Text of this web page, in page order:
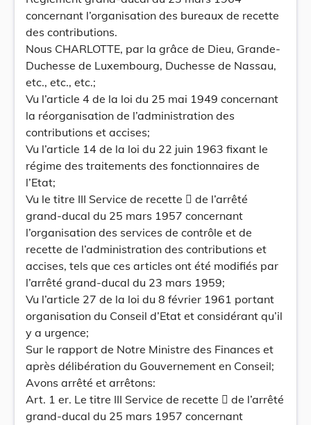
concernant l’organisation des bureaux de recette
des contributions.
Nous CHARLOTTE, par la grâce de Dieu, Grande-
Duchesse de Luxembourg, Duchesse de Nassau,
etc., etc., etc.;
Vu l’article 4 de la loi du 25 mai 1949 concernant
la réorganisation de l’administration des
contributions et accises;
Vu l’article 14 de la loi du 22 juin 1963 fixant le
régime des traitements des fonctionnaires de
l’Etat;
Vu le titre III Service de recette  de l’arrêté
grand-ducal du 25 mars 1957 concernant
l’organisation des services de contrôle et de
recette de l’administration des contributions et
accises, tels que ces articles ont été modifiés par
l’arrêté grand-ducal du 23 mars 1959;
Vu l’article 27 de la loi du 8 février 1961 portant
organisation du Conseil d’Etat et considérant qu’il
y a urgence;
Sur le rapport de Notre Ministre des Finances et
après délibération du Gouvernement en Conseil;
Avons arrêté et arrêtons:
Art. 1 er. Le titre III Service de recette  de l’arrêté
grand-ducal du 25 mars 1957 concernant